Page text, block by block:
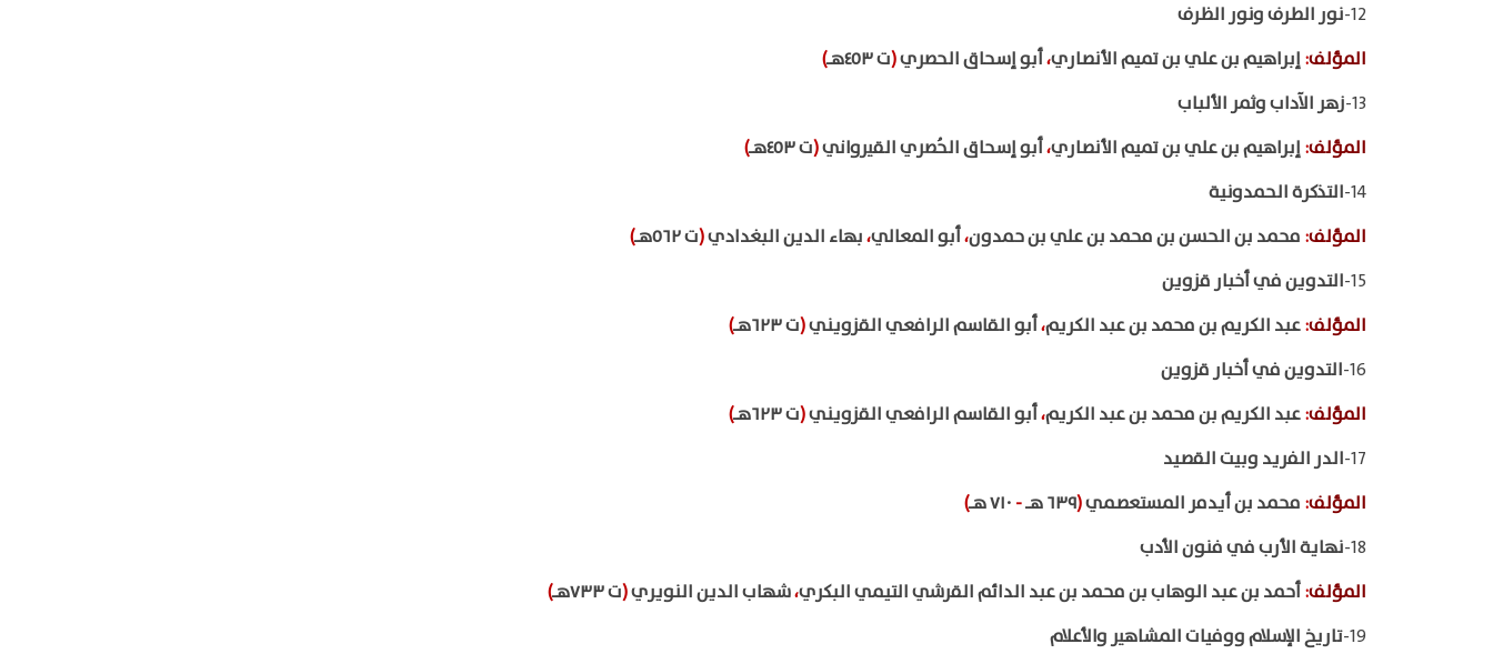
12- نور الطرف ونور الظرف
المؤلف:إبراهيم بن علي بن تميم الأنصاري،أبو إسحاق الحصري(ت ٤٥٣هـ
)
13- زهر الآداب وثمر الألباب
المؤلف:إبراهيم بن علي بن تميم الأنصاري،أبو إسحاق الحُصري القيرواني(ت ٤٥٣هـ
)
14- التذكرة الحمدونية
المؤلف: محمد بن الحسن بن محمد بن علي بن حمدون،أبو المعالي،بهاء الدين البغدادي(ت ٥٦٢هـ
)
15- التدوين في أخبار قزوين
المؤلف:عبد الكريم بن محمد بن عبد الكريم،أبو القاسم الرافعي القزويني(ت ٦٢٣هـ
)
16- التدوين في أخبار قزوين
المؤلف:عبد الكريم بن محمد بن عبد الكريم،أبو القاسم الرافعي القزويني(ت ٦٢٣هـ
)
17- الدر الفريد وبيت القصيد
المؤلف: محمد بن أيدمر المستعصمي(٦٣٩ هـ -
)
18- نهاية الأرب في فنون الأدب
المؤلف:أحمد بن عبد الوهاب بن محمد بن عبد الدائم القرشي التيمي البكري،شهاب الدين النويري(ت ٧٣٣هـ
)
19- تاريخ الإسلام ووفيات المشاهير والأعلام